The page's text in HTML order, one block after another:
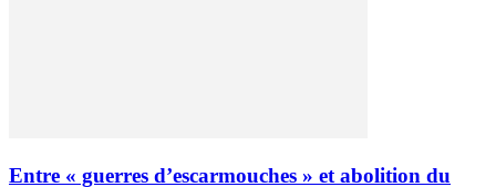
Entre « guerres d’escarmouches » et abolition du